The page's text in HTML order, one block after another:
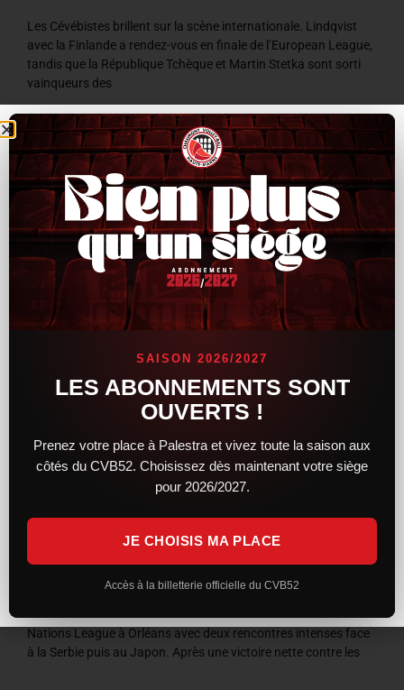
Les Cévébistes brillent sur la scène internationale. Lindqvist
avec la Finlande a rendez-vous en finale de l’European League,
tandis que la République Tchèque et Martin Stetka sont sorti
vainqueurs des
LIRE LA SUITE »
8 juillet 2026 9 h 59 min
ACTUALITÉS
VNL 2026 : les Bleus entre confirmation et
frustration à Orléans
Nations League à Orléans avec deux rencontres intenses face
à la Serbie puis au Japon. Après une victoire nette contre les
SAISON 2026/2027
LES ABONNEMENTS SONT
OUVERTS !
Prenez votre place à Palestra et vivez toute la saison aux
côtés du CVB52. Choisissez dès maintenant votre siège
pour 2026/2027.
JE CHOISIS MA PLACE
Accès à la billetterie officielle du CVB52